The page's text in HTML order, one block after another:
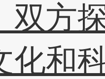
双方
化和